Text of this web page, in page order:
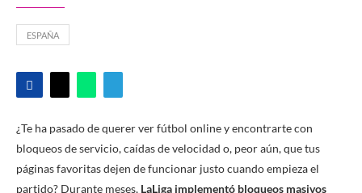
ESPAÑA
¿Te ha pasado de querer ver fútbol online y encontrarte con
bloqueos de servicio, caídas de velocidad o, peor aún, que tus
páginas favoritas dejen de funcionar justo cuando empieza el
partido? Durante meses, LaLiga implementó bloqueos masivos